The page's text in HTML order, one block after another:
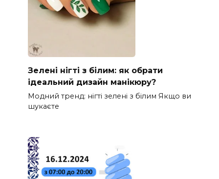
Зелені нігті з білим: як обрати
ідеальний дизайн манікюру?
Модний тренд: нігті зелені з білим Якщо ви
шукаєте